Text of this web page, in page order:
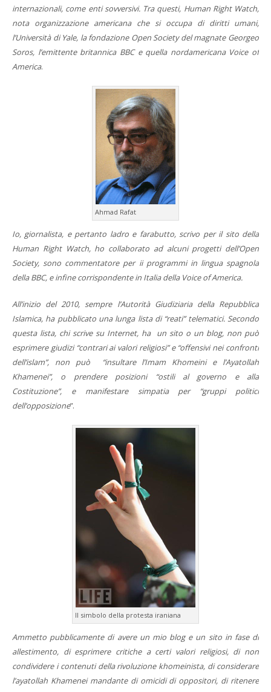
internazionali, come enti sovversivi. Tra questi, Human Right Watch,
nota organizzazione americana che si occupa di diritti umani,
l’Università di Yale, la fondazione Open Society del magnate Georgeo
Soros, l’emittente britannica BBC e quella nordamericana Voice of
America.
Ahmad Rafat
Io, giornalista, e pertanto ladro e farabutto, scrivo per il sito della
Human Right Watch, ho collaborato ad alcuni progetti dell’Open
Society, sono commentatore per ii programmi in lingua spagnola
della BBC, e infine corrispondente in Italia della Voice of America.
All’inizio del 2010, sempre l’Autorità Giudiziaria della Repubblica
Islamica, ha pubblicato una lunga lista di “reati” telematici. Secondo
questa lista, chi scrive su Internet, ha un sito o un blog, non può
esprimere giudizi “contrari ai valori religiosi” e “offensivi nei confronti
dell’islam”, non può “insultare l’Imam Khomeini e l’Ayatollah
Khamenei”, o prendere posizioni “ostili al governo e alla
Costituzione”, e manifestare simpatia per “gruppi politici
dell’opposizione”.
Il simbolo della protesta iraniana
Ammetto pubblicamente di avere un mio blog e un sito in fase di
allestimento, di esprimere critiche a certi valori religiosi, di non
condividere i contenuti della rivoluzione khomeinista, di considerare
l’ayatollah Khamenei mandante di omicidi di oppositori, di ritenere